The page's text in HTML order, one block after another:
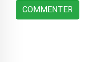
COMMENTER